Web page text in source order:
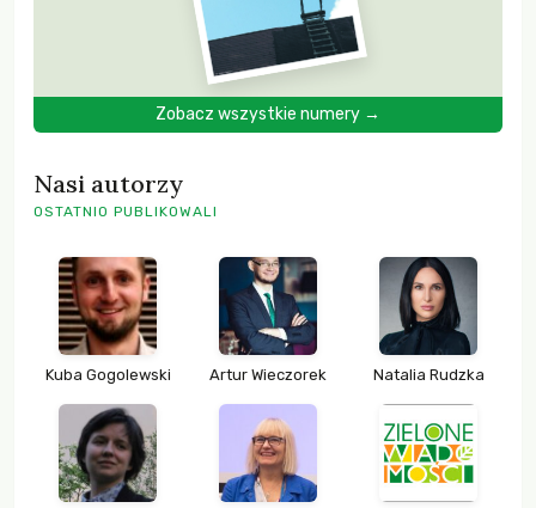
Zobacz wszystkie numery →
Nasi autorzy
OSTATNIO PUBLIKOWALI
Kuba Gogolewski Artur Wieczorek Natalia Rudzka